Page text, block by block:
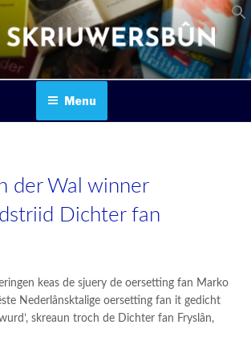
Menu
der Wal winner
Dichter fan
keas de sjuery de oersetting fan Marko
Nederlânsktalige oersetting fan it gedicht
skreaun troch de Dichter fan Fryslân,